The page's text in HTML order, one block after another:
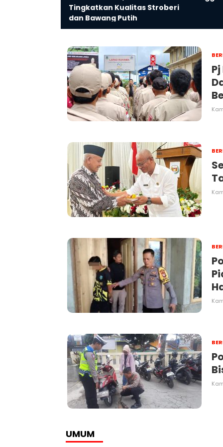
Tingkatkan Kualitas Stroberi
dan Bawang Putih
UMUM